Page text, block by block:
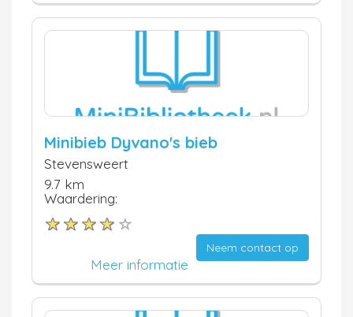
Minibieb Dyvano's bieb
Stevensweert
9.7 km
Waardering:
Neem contact op
Meer informatie